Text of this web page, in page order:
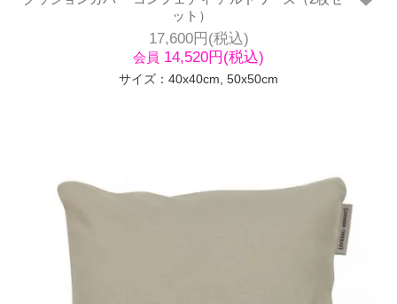
ット）
17,600円(税込)
会員 14,520円(税込)
サイズ：40x40cm, 50x50cm